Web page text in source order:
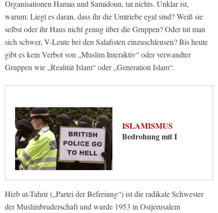
Organisationen Hamas und Samidoun, tat nichts. Unklar ist,
warum: Liegt es daran, dass ihr die Umtriebe egal sind? Weiß sie
selbst oder ihr Haus nicht genug über die Gruppen? Oder tut man
sich schwer, V-Leute bei den Salafisten einzuschleusen? Bis heute
gibt es kein Verbot von „Muslim Interaktiv“ oder verwandter
Gruppen wie „Realität Islam“ oder „Generation Islam“.
ISLAMISMUS
Bedrohung mit I
Hizb ut-Tahrir („Partei der Befreiung“) ist die radikale Schwester
der Muslimbruderschaft und wurde 1953 in Ostjerusalem